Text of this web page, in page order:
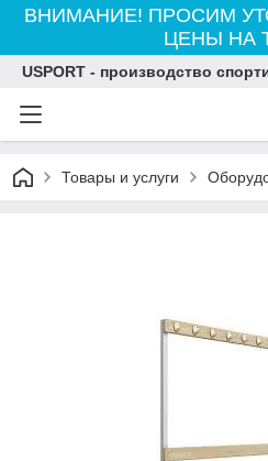
ВНИМАНИЕ! ПРОСИМ
ЦЕНЫ НА
USPORT - производство
Товары и услуги